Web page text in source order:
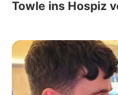
Towle ins Hospiz